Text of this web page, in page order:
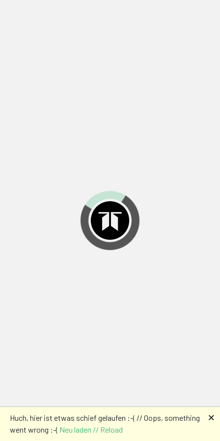
Huch, hier ist etwas schief gelaufen :-( // Oops, something
went wrong :-( Neu laden // Reload
🗙